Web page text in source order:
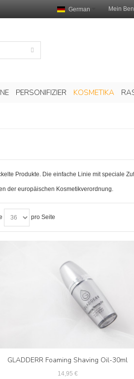
Mein
German
PERSONIFIZIER KOSMETIKA
Produkte. Die einfache Linie mit speciale
der europäischen Kosmetikverordnung.
pro Seite
GLADDERR Foaming Shaving Oil-30ml
14,95 €